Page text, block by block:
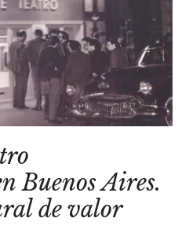
Buenos Aires.
de valor